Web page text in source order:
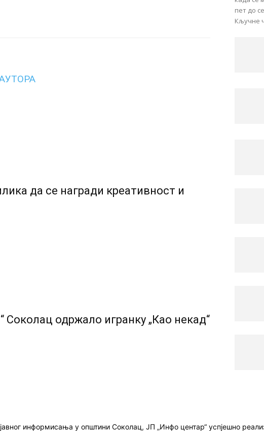
да се награди креативност и
Соколац одржало игранку „Као некад“
пет до
Кључне
информисања у општини Соколац, ЈП „Инфо центар“ успјешно